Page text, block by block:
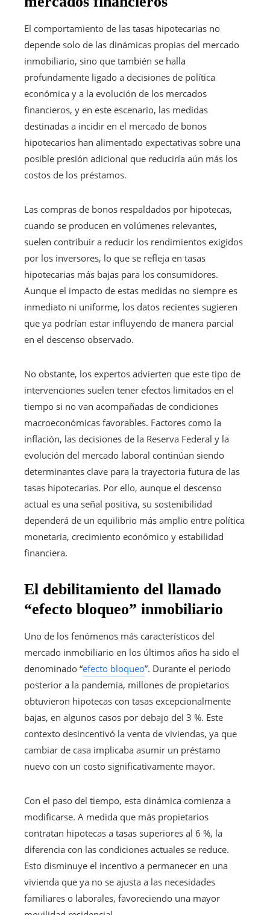
El comportamiento de las tasas hipotecarias no
depende solo de las dinámicas propias del mercado
inmobiliario, sino que también se halla
profundamente ligado a decisiones de política
económica y a la evolución de los mercados
financieros, y en este escenario, las medidas
destinadas a incidir en el mercado de bonos
hipotecarios han alimentado expectativas sobre una
posible presión adicional que reduciría aún más los
costos de los préstamos.
Las compras de bonos respaldados por hipotecas,
cuando se producen en volúmenes relevantes,
suelen contribuir a reducir los rendimientos exigidos
por los inversores, lo que se refleja en tasas
hipotecarias más bajas para los consumidores.
Aunque el impacto de estas medidas no siempre es
inmediato ni uniforme, los datos recientes sugieren
que ya podrían estar influyendo de manera parcial
en el descenso observado.
No obstante, los expertos advierten que este tipo de
intervenciones suelen tener efectos limitados en el
tiempo si no van acompañadas de condiciones
macroeconómicas favorables. Factores como la
inflación, las decisiones de la Reserva Federal y la
evolución del mercado laboral continúan siendo
determinantes clave para la trayectoria futura de las
tasas hipotecarias. Por ello, aunque el descenso
actual es una señal positiva, su sostenibilidad
dependerá de un equilibrio más amplio entre política
monetaria, crecimiento económico y estabilidad
financiera.
El debilitamiento del llamado
“efecto bloqueo” inmobiliario
Uno de los fenómenos más característicos del
mercado inmobiliario en los últimos años ha sido el
denominado “efecto bloqueo”. Durante el periodo
posterior a la pandemia, millones de propietarios
obtuvieron hipotecas con tasas excepcionalmente
bajas, en algunos casos por debajo del 3 %. Este
contexto desincentivó la venta de viviendas, ya que
cambiar de casa implicaba asumir un préstamo
nuevo con un costo significativamente mayor.
Con el paso del tiempo, esta dinámica comienza a
modificarse. A medida que más propietarios
contratan hipotecas a tasas superiores al 6 %, la
diferencia con las condiciones actuales se reduce.
Esto disminuye el incentivo a permanecer en una
vivienda que ya no se ajusta a las necesidades
familiares o laborales, favoreciendo una mayor